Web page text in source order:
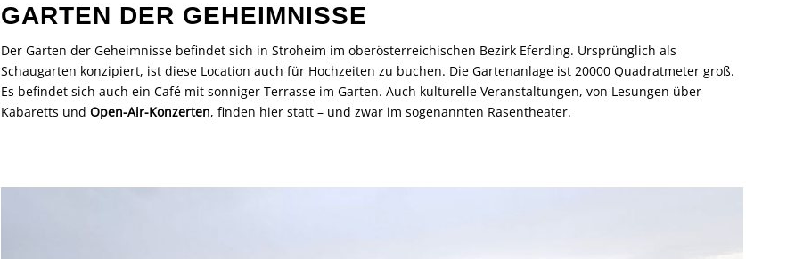
GARTEN DER GEHEIMNISSE
Der Garten der Geheimnisse befindet sich in Stroheim im oberösterreichischen Bezirk Eferding. Ursprünglich als
Schaugarten konzipiert, ist diese Location auch für Hochzeiten zu buchen. Die Gartenanlage ist 20000 Quadratmeter groß.
Es befindet sich auch ein Café mit sonniger Terrasse im Garten. Auch kulturelle Veranstaltungen, von Lesungen über
Kabaretts und Open-Air-Konzerten, finden hier statt – und zwar im sogenannten Rasentheater.